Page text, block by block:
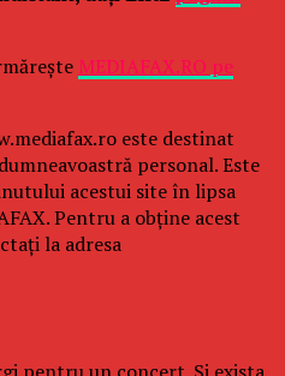
MEDIAFAX.RO pe
este destinat
personal. Este
acestui site în lipsa
Pentru a obține acest
la adresa
pentru un concert. Si exista